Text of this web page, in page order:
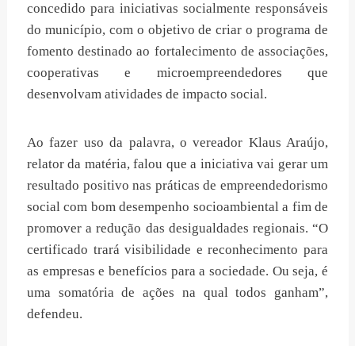
concedido para iniciativas socialmente responsáveis
do município, com o objetivo de criar o programa de
fomento destinado ao fortalecimento de associações,
cooperativas e microempreendedores que
desenvolvam atividades de impacto social.
Ao fazer uso da palavra, o vereador Klaus Araújo,
relator da matéria, falou que a iniciativa vai gerar um
resultado positivo nas práticas de empreendedorismo
social com bom desempenho socioambiental a fim de
promover a redução das desigualdades regionais. “O
certificado trará visibilidade e reconhecimento para
as empresas e benefícios para a sociedade. Ou seja, é
uma somatória de ações na qual todos ganham”,
defendeu.